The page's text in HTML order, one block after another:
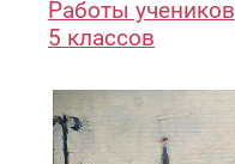
Работы учеников
5 классов